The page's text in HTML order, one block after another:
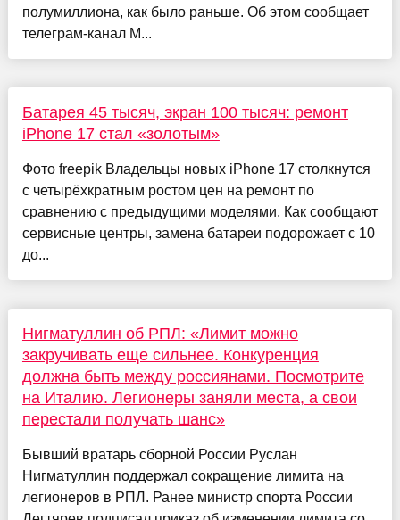
полумиллиона, как было раньше. Об этом сообщает
телеграм-канал M...
Батарея 45 тысяч, экран 100 тысяч: ремонт
iPhone 17 стал «золотым»
Фото freepik Владельцы новых iPhone 17 столкнутся
с четырёхкратным ростом цен на ремонт по
сравнению с предыдущими моделями. Как сообщают
сервисные центры, замена батареи подорожает с 10
до...
Нигматуллин об РПЛ: «Лимит можно
закручивать еще сильнее. Конкуренция
должна быть между россиянами. Посмотрите
на Италию. Легионеры заняли места, а свои
перестали получать шанс»
Бывший вратарь сборной России Руслан
Нигматуллин поддержал сокращение лимита на
легионеров в РПЛ. Ранее министр спорта России